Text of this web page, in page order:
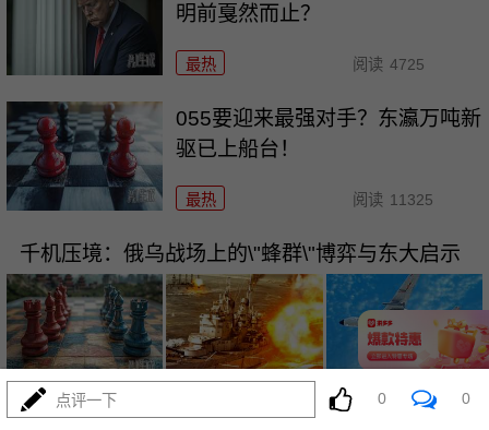
明前戛然而止？
最热 阅读 4725
055要迎来最强对手？东瀛万吨新
驱已上船台！
最热 阅读 11325
千机压境：俄乌战场上的\"蜂群\"博弈与东大启示
最热 8695 08-04
点评一下 0 0